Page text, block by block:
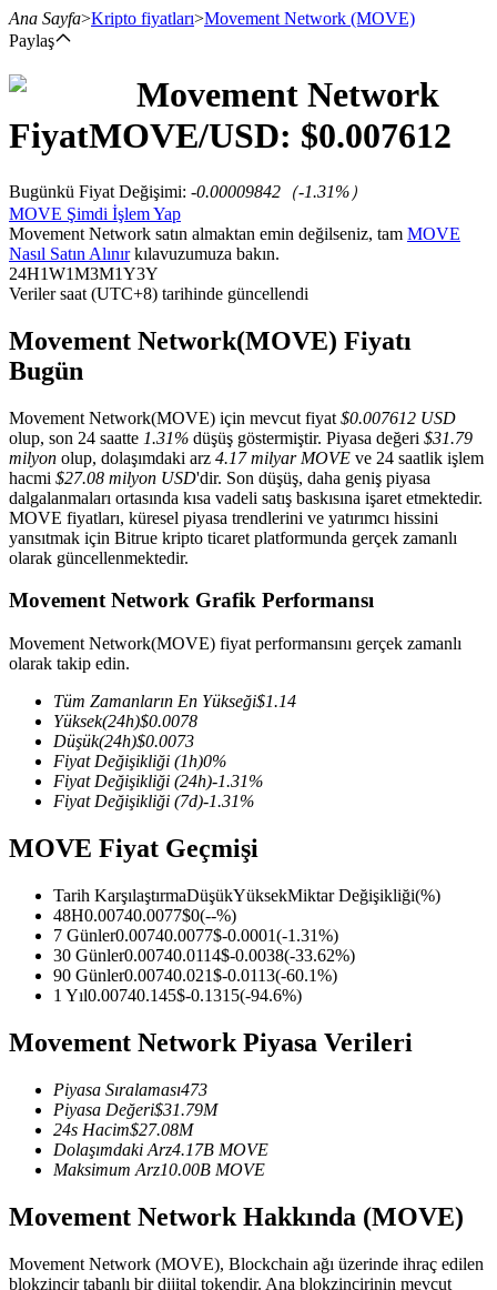
USDT Vadeli İşlemleri
Teminat olarak USDT kullanan vadeli işlemler
COIN-M Vadeli İşlemleri
Kripto Para Vadeli İşlemleri
TradFi
Hisse senetleri, döviz, değerli metaller ve emtia türevleri
USDC Vadeli İşlemleri
En iyi traderlarla güçlerinizi birleştirin
Ana Sayfa>Kripto fiyatları>Movement Network (MOVE)
Paylaş
Movement Network
FiyatMOVE/USD: $0.007612
Bugünkü Fiyat Değişimi: -0.00009842 （-1.31%）
MOVE Şimdi İşlem Yap
Movement Network satın almaktan emin değilseniz, tam MOVE
Nasıl Satın Alınırkılavuzumuza bakın.
24H1W1M3M1Y3Y
Veriler saat (UTC+8) tarihinde güncellendi
Movement Network(MOVE) Fiyatı
Bugün
Movement Network(MOVE) için mevcut fiyat $0.007612 USD
olup, son 24 saatte 1.31% düşüş göstermiştir. Piyasa değeri $31.79
milyon olup, dolaşımdaki arz 4.17 milyar MOVE ve 24 saatlik işlem
hacmi $27.08 milyon USD'dir. Son düşüş, daha geniş piyasa
dalgalanmaları ortasında kısa vadeli satış baskısına işaret etmektedir.
MOVE fiyatları, küresel piyasa trendlerini ve yatırımcı hissini
yansıtmak için Bitrue kripto ticaret platformunda gerçek zamanlı
olarak güncellenmektedir.
Movement Network Grafik Performansı
Movement Network(MOVE) fiyat performansını gerçek zamanlı
olarak takip edin.
Tüm Zamanların En Yükseği$1.14
Yüksek(24h)$0.0078
Düşük(24h)$0.0073
Fiyat Değişikliği (1h)0%
Fiyat Değişikliği (24h)-1.31%
Fiyat Değişikliği (7d)-1.31%
MOVE Fiyat Geçmişi
Tarih KarşılaştırmaDüşükYüksekMiktar Değişikliği(%)
48H0.00740.0077$0(--%)
7 Günler0.00740.0077$-0.0001(-1.31%)
30 Günler0.00740.0114$-0.0038(-33.62%)
90 Günler0.00740.021$-0.0113(-60.1%)
1 Yıl0.00740.145$-0.1315(-94.6%)
Movement Network Piyasa Verileri
Piyasa Sıralaması473
Piyasa Değeri$31.79M
24s Hacim$27.08M
Dolaşımdaki Arz4.17B MOVE
Maksimum Arz10.00B MOVE
Movement Network Hakkında (MOVE)
Movement Network (MOVE), Blockchain ağı üzerinde ihraç edilen
blokzincir tabanlı bir dijital tokendir. Ana blokzincirinin mevcut